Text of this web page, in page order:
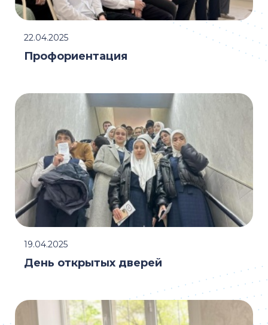
Профориентация
22.04.2025
День открытых дверей
19.04.2025